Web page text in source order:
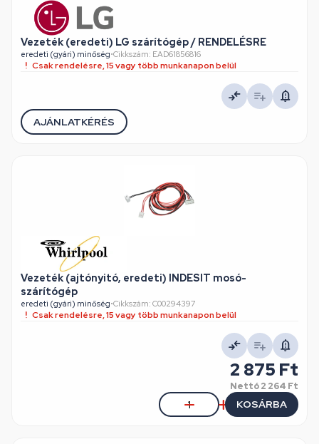
Vezeték (eredeti) LG szárítógép / RENDELÉSRE
eredeti (gyári) minőség•Cikkszám: EAD61856816
Csak rendelésre, 15 vagy több munkanapon belül
AJÁNLATKÉRÉS
Vezeték (ajtónyitó, eredeti) INDESIT mosó-
szárítógép
eredeti (gyári) minőség•Cikkszám: C00294397
Csak rendelésre, 15 vagy több munkanapon belül
2 875 Ft
Nettó2 264 Ft
KOSÁRBA